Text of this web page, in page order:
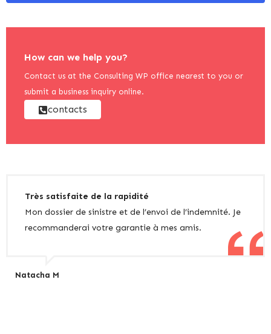
How can we help you?
Contact us at the Consulting WP office nearest to you or
submit a business inquiry online.
contacts
Très satisfaite de la rapidité
Mon dossier de sinistre et de l’envoi de l’indemnité. Je
recommanderai votre garantie à mes amis.
Natacha M